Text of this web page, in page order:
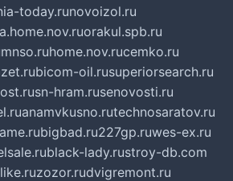
today.runovoizol.ru
orakul.spb.ru
mnso.ruhome.nov.rucemko.ru
bicom-oil.rusuperiorsearch.ru
sn-hram.rusenovosti.ru
anamvkusno.rutechnosaratov.ru
bigbad.ru227gp.ruwes-ex.ru
black-lady.rustroy-db.com
zozor.rudvigremont.ru